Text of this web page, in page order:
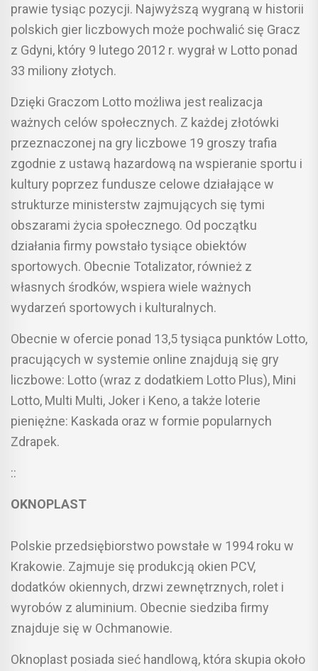
prawie tysiąc pozycji. Najwyższą wygraną w historii
polskich gier liczbowych może pochwalić się Gracz
z Gdyni, który 9 lutego 2012 r. wygrał w Lotto ponad
33 miliony złotych.
Dzięki Graczom Lotto możliwa jest realizacja
ważnych celów społecznych. Z każdej złotówki
przeznaczonej na gry liczbowe 19 groszy trafia
zgodnie z ustawą hazardową na wspieranie sportu i
kultury poprzez fundusze celowe działające w
strukturze ministerstw zajmujących się tymi
obszarami życia społecznego. Od początku
działania firmy powstało tysiące obiektów
sportowych. Obecnie Totalizator, również z
własnych środków, wspiera wiele ważnych
wydarzeń sportowych i kulturalnych.
Obecnie w ofercie ponad 13,5 tysiąca punktów Lotto,
pracujących w systemie online znajdują się gry
liczbowe: Lotto (wraz z dodatkiem Lotto Plus), Mini
Lotto, Multi Multi, Joker i Keno, a także loterie
pieniężne: Kaskada oraz w formie popularnych
Zdrapek.
::
OKNOPLAST
Polskie przedsiębiorstwo powstałe w 1994 roku w
Krakowie. Zajmuje się produkcją okien PCV,
dodatków okiennych, drzwi zewnętrznych, rolet i
wyrobów z aluminium. Obecnie siedziba firmy
znajduje się w Ochmanowie.
Oknoplast posiada sieć handlową, która skupia około